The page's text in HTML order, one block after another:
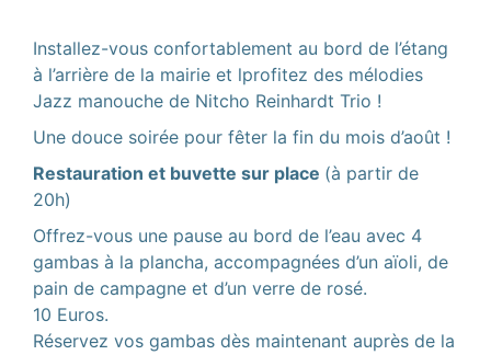
Installez-vous confortablement au bord de l’étang
à l’arrière de la mairie et lprofitez des mélodies
Jazz manouche de Nitcho Reinhardt Trio !
Une douce soirée pour fêter la fin du mois d’août !
Restauration et buvette sur place (à partir de
20h)
Offrez-vous une pause au bord de l’eau avec 4
gambas à la plancha, accompagnées d’un aïoli, de
pain de campagne et d’un verre de rosé.
10 Euros.
Réservez vos gambas dès maintenant auprès de la